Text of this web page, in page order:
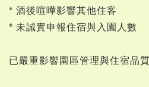
* 酒後喧嘩影響其他住客
* 未誠實申報住宿與入園人數
已嚴重影響園區管理與住宿品